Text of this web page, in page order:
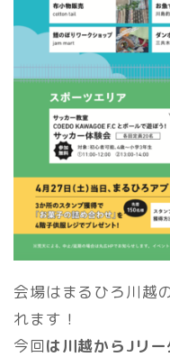
会場はまるひろ川越
れます！
今回は川越からJリ